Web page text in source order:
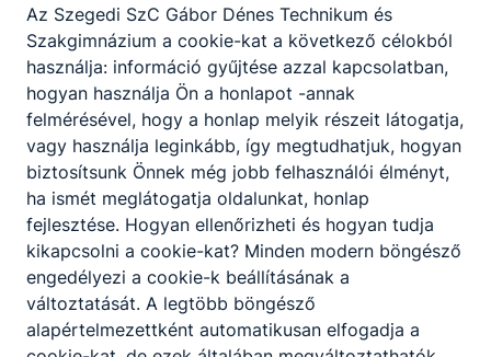
Az Szegedi SzC Gábor Dénes Technikum és
Szakgimnázium a cookie-kat a következő célokból
használja: információ gyűjtése azzal kapcsolatban,
hogyan használja Ön a honlapot -annak
felmérésével, hogy a honlap melyik részeit látogatja,
vagy használja leginkább, így megtudhatjuk, hogyan
biztosítsunk Önnek még jobb felhasználói élményt,
ha ismét meglátogatja oldalunkat, honlap
fejlesztése. Hogyan ellenőrizheti és hogyan tudja
kikapcsolni a cookie-kat? Minden modern böngésző
engedélyezi a cookie-k beállításának a
változtatását. A legtöbb böngésző
alapértelmezettként automatikusan elfogadja a